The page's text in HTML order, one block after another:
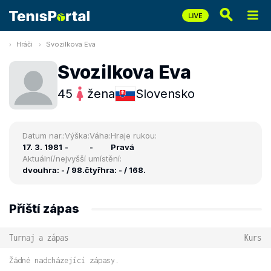
Hráči Svozilkova Eva
Svozilkova Eva
45 žena Slovensko
Datum nar.:
17. 3. 1981
Výška:
-
Váha:
-
Hraje rukou:
Pravá
Aktuální/nejvyšší umístění:
dvouhra: - / 98.čtyřhra: - / 168.
Příští zápas
Turnaj a zápas Kurs
Žádné nadcházející zápasy.